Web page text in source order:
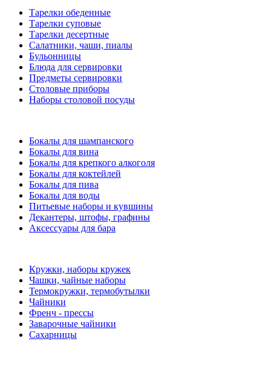
Тарелки обеденные
Тарелки суповые
Тарелки десертные
Салатники, чаши, пиалы
Бульонницы
Блюда для сервировки
Предметы сервировки
Столовые приборы
Наборы столовой посуды
Бокалы для шампанского
Бокалы для вина
Бокалы для крепкого алкоголя
Бокалы для коктейлей
Бокалы для пива
Бокалы для воды
Питьевые наборы и кувшины
Декантеры, штофы, графины
Аксессуары для бара
Кружки, наборы кружек
Чашки, чайные наборы
Термокружки, термобутылки
Чайники
Френч - прессы
Заварочные чайники
Сахарницы